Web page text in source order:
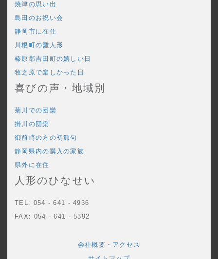
焼津の思い出
島田のお祝い会
静岡市に在住
川根町の雛人形
榛原郡吉田町の嬉しい日
牧之原で楽しかった日
喜びの声・地域別
菊川での団欒
掛川の団欒
御前崎の方の初節句
静岡県内の購入の家族
県外に在住
人形のひなせい
TEL: 054 - 641 - 4936
FAX: 054 - 641 - 5392
会社概要・アクセス